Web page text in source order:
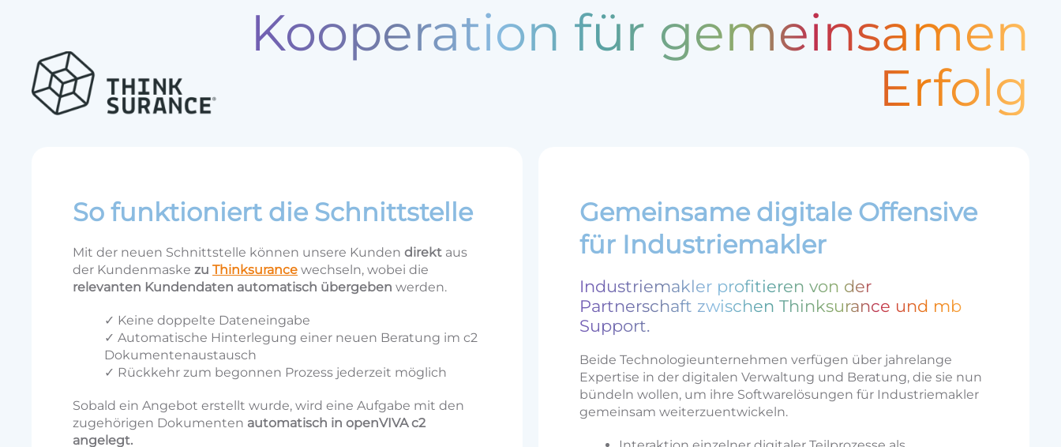
Kooperation für gemeinsamen
Erfolg
So funktioniert die Schnittstelle
Mit der neuen Schnittstelle können unsere Kunden direkt aus
der Kundenmaske zu Thinksurance wechseln, wobei die
relevanten Kundendaten automatisch übergeben werden.
✓ Keine doppelte Dateneingabe
✓ Automatische Hinterlegung einer neuen Beratung im c2
Dokumentenaustausch
✓ Rückkehr zum begonnen Prozess jederzeit möglich
Sobald ein Angebot erstellt wurde, wird eine Aufgabe mit den
zugehörigen Dokumenten automatisch in openVIVA c2
angelegt.
Gemeinsame digitale Offensive
für Industriemakler
Industriemakler profitieren von der
Partnerschaft zwischen Thinksurance und mb
Support.
Beide Technologieunternehmen verfügen über jahrelange
Expertise in der digitalen Verwaltung und Beratung, die sie nun
bündeln wollen, um ihre Softwarelösungen für Industriemakler
gemeinsam weiterzuentwickeln.